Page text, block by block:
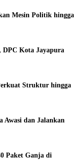
Mesin Politik hingga
DPC Kota Jayapura
Struktur hingga
Awasi dan Jalankan
Paket Ganja di